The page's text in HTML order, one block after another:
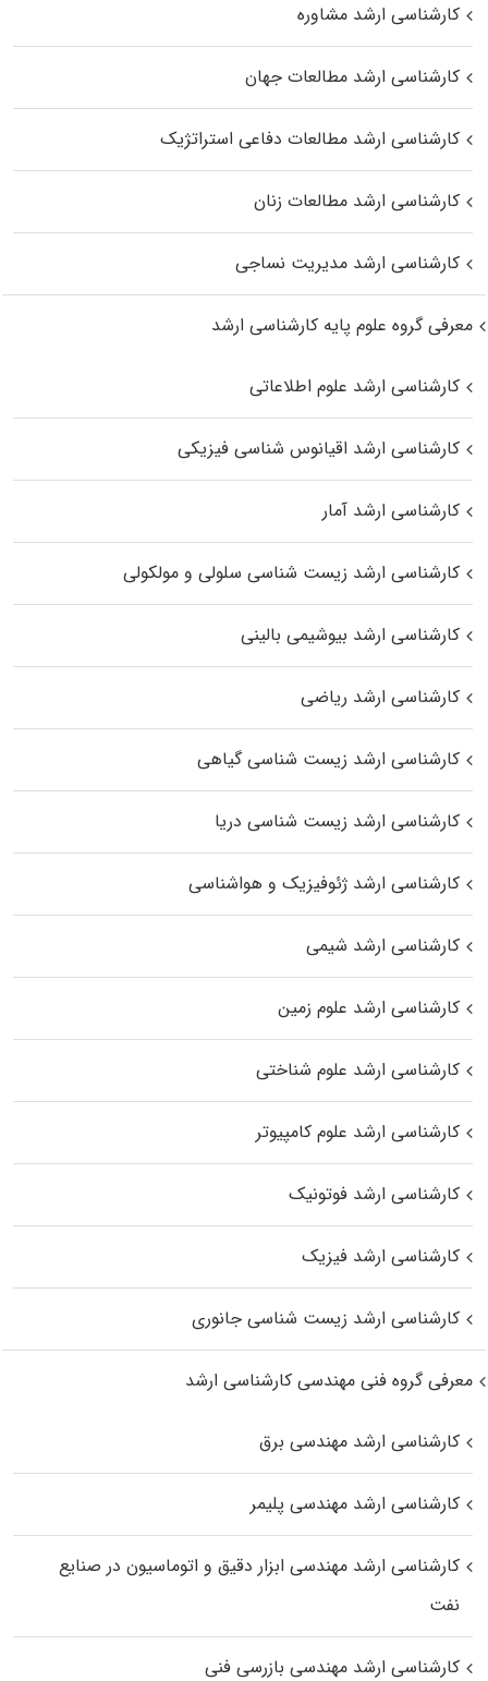
کارشناسی ارشد مشاوره
کارشناسی ارشد مطالعات جهان
کارشناسی ارشد مطالعات دفاعی استراتژیک
کارشناسی ارشد مطالعات زنان
کارشناسی ارشد مدیریت نساجی
معرفی گروه علوم پایه کارشناسی ارشد
کارشناسی ارشد علوم اطلاعاتی
کارشناسی ارشد اقیانوس‌ شناسی فیزیکی
کارشناسی ارشد آمار
کارشناسی ارشد زیست شناسی سلولی و مولکولی
کارشناسی ارشد بیوشیمی بالینی
کارشناسی ارشد ریاضی
کارشناسی ارشد زیست‌ شناسی گیاهی
کارشناسی ارشد زیست‌ شناسی دریا
کارشناسی ارشد ژئوفیزیک و هواشناسی
کارشناسی ارشد شیمی
کارشناسی ارشد علوم زمین
کارشناسی ارشد علوم شناختی
کارشناسی ارشد علوم کامپیوتر
کارشناسی ارشد فوتونیک
کارشناسی ارشد فیزیک
کارشناسی ارشد زیست‌ شناسی جانوری
معرفی گروه فنی مهندسی کارشناسی ارشد
کارشناسی ارشد مهندسی برق
کارشناسی ارشد مهندسی پلیمر
کارشناسی ارشد مهندسی ابزار دقیق و اتوماسیون در صنایع
نفت
کارشناسی ارشد مهندسی بازرسی فنی